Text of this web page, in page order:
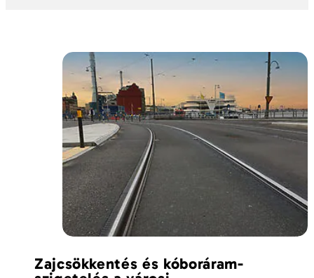
Zajcsökkentés és kóboráram-